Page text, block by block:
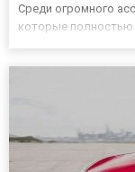
Среди огромного
которые